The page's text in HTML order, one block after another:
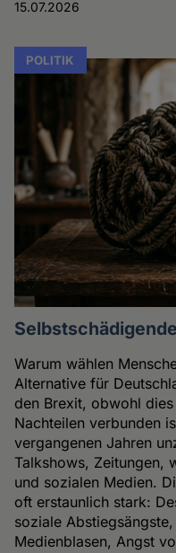
15.07.2026
POLITIK
Warum wählen
Alternative für
den Brexit, obwohl
Nachteilen verbunden
vergangenen Jahren
Talkshows, Zeitungen,
und sozialen Medien.
oft erstaunlich stark:
soziale
Medienblasen, Angst